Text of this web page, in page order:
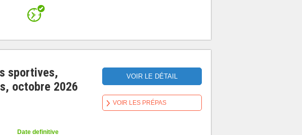
sportives,
octobre 2026
Date definitive
VOIR LE DÉTAIL
VOIR LES PRÉPAS